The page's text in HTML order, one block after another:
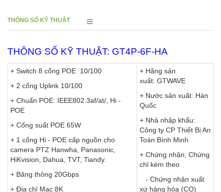
THÔNG SỐ KỸ THUẬT
THÔNG SỐ KỸ THUẬT: GT4P-6F-HA
+ Switch 8 cổng POE 10/100
+ 2 cổng Uplink 10/100
+ Chuẩn POE: IEEE802.3af/at/, Hi -
POE
+ Cổng suất POE 65W
+ 1 cổng Hi - POE cấp nguồn cho
camera PTZ Hanwha, Panasonic,
HiKvision, Dahua, TVT, Tiandy.
+ Băng thông 20Gbps
+ Địa chỉ Mac 8K
+ Hãng sản
xuất: GTWAVE
+ Nước sản xuất: Hàn
Quốc
+ Nhà nhập khẩu:
Công ty CP Thiết Bị An
Toàn Bình Minh
+ Chứng nhận, Chứng
chỉ kèm theo
- Chứng nhận xuất
xứ hàng hóa (CO)